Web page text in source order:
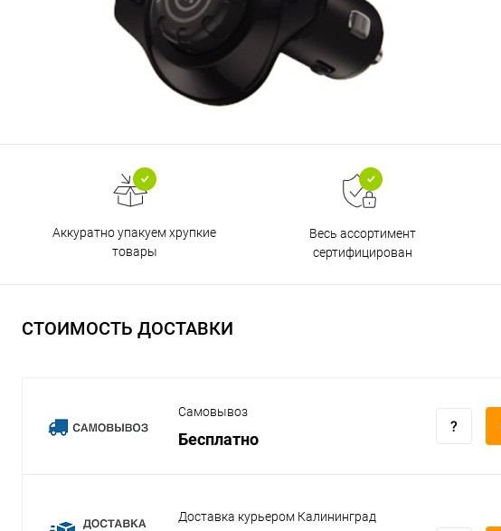
Аккуратно упакуем хрупкие
товары
Весь ассортимент
сертифицирован
СТОИМОСТЬ ДОСТАВКИ
Самовывоз
Бесплатно
Доставка курьером Калининград